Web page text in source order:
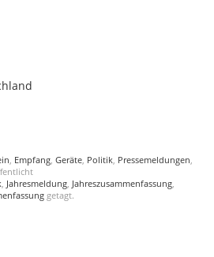
, Empfang, Geräte, Politik, Pressemeldungen,
, Jahresmeldung, Jahreszusammenfassung,
getagt.